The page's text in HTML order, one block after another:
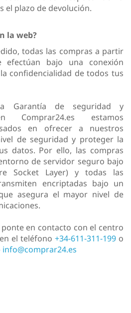
el plazo de devolución.
la web?
todas las compras a partir
efectúan bajo una conexión
confidencialidad de todos tus
Garantía de seguridad y
Comprar24.es estamos
en ofrecer a nuestros
de seguridad y proteger la
datos. Por ello, las compras
de servidor seguro bajo
Socket Layer) y todas las
encriptadas bajo un
asegura el mayor nivel de
en contacto con el centro
el teléfono +34-611-311-199o
info@comprar24.es